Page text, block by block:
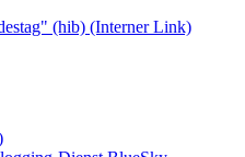
(hib) (Interner Link)